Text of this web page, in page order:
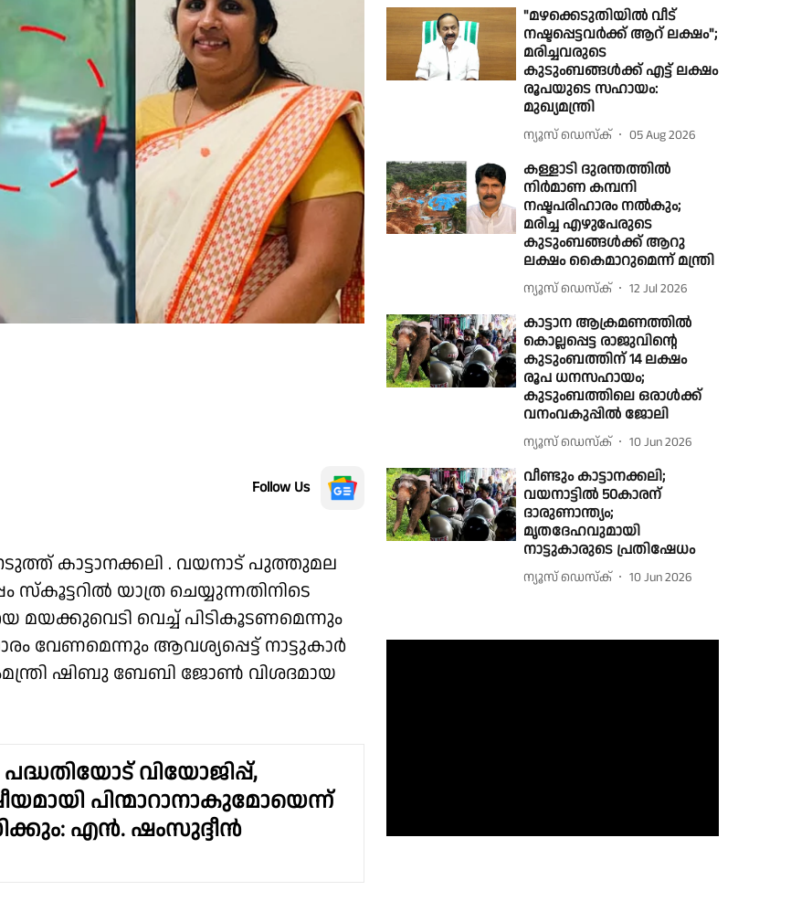
Follow Us
കാട്ടാനക്കലി . വയനാട് പുത്തുമല
സ്കൂട്ടറിൽ യാത്ര ചെയ്യുന്നതിനിടെ
മയക്കുവെടി വെച്ച് പിടികൂടണമെന്നും
വേണമെന്നും ആവശ്യപ്പെട്ട് നാട്ടുകാർ
ഷിബു ബേബി ജോൺ വിശദമായ
പദ്ധതിയോട് വിയോജിപ്പ്,
പിന്മാറാനാകുമോയെന്ന്
എൻ. ഷംസുദ്ദീൻ
"മഴക്കെടുതിയിൽ വീട്
നഷ്ടപ്പെട്ടവർക്ക് ആറ് ലക്ഷം";
മരിച്ചവരുടെ
കുടുംബങ്ങൾക്ക് എട്ട് ലക്ഷം
രൂപയുടെ സഹായം:
മുഖ്യമന്ത്രി
ന്യൂസ് ഡെസ്ക് 05 Aug 2026
കള്ളാടി ദുരന്തത്തില്‍
നിര്‍മാണ കമ്പനി
നഷ്ടപരിഹാരം നല്‍കും;
മരിച്ച എഴുപേരുടെ
കുടുംബങ്ങള്‍ക്ക് ആറു
ലക്ഷം കൈമാറുമെന്ന് മന്ത്രി
ന്യൂസ് ഡെസ്ക് 12 Jul 2026
കാട്ടാന ആക്രമണത്തിൽ
കൊല്ലപ്പെട്ട രാജുവിന്റെ
കുടുംബത്തിന് 14 ലക്ഷം
രൂപ ധനസഹായം;
കുടുംബത്തിലെ ഒരാൾക്ക്
വനംവകുപ്പിൽ ജോലി
ന്യൂസ് ഡെസ്ക് 10 Jun 2026
വീണ്ടും കാട്ടാനക്കലി;
വയനാട്ടിൽ 50കാരന്
ദാരുണാന്ത്യം;
മൃതദേഹവുമായി
നാട്ടുകാരുടെ പ്രതിഷേധം
ന്യൂസ് ഡെസ്ക് 10 Jun 2026